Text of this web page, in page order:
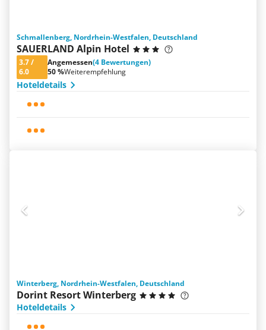
Schmallenberg, Nordrhein-Westfalen, Deutschland
SAUERLAND Alpin Hotel
3.7/
6.0
Angemessen(4 Bewertungen)
50 %Weiterempfehlung
Hoteldetails
Winterberg, Nordrhein-Westfalen, Deutschland
Dorint Resort Winterberg
Hoteldetails